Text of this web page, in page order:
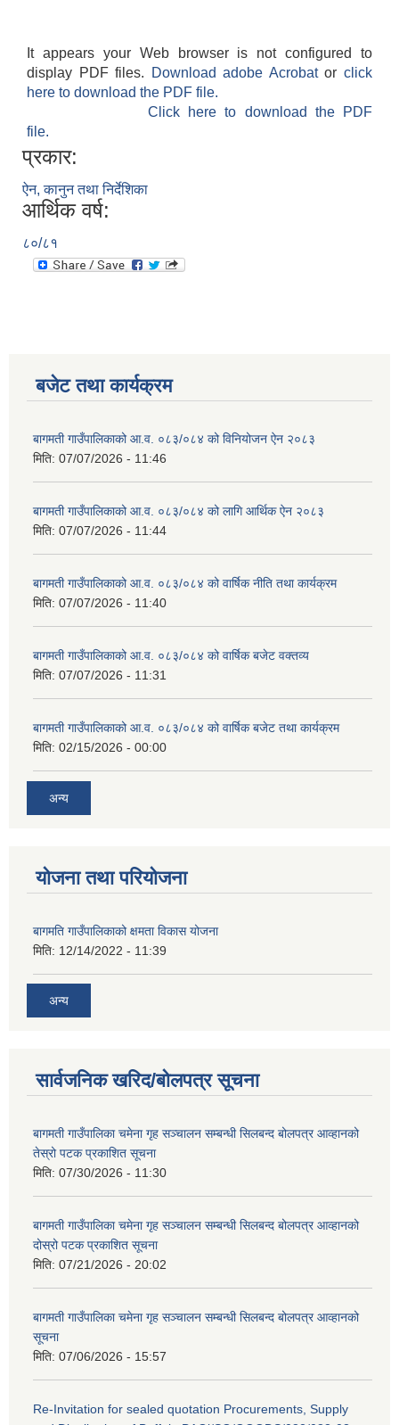
It appears your Web browser is not configured to
display PDF files.
Download adobe Acrobatorclick
here to download the PDF file.
Click here to download the PDF
file.
प्रकार:
ऐन, कानुन तथा निर्देशिका
आर्थिक वर्ष:
८०/८१
बजेट तथा कार्यक्रम
बागमती गाउँपालिकाको आ.व. ०८३/०८४ को विनियोजन ऐन २०८३
मिति: 07/07/2026 - 11:46
बागमती गाउँपालिकाको आ.व. ०८३/०८४ को लागि आर्थिक ऐन २०८३
मिति: 07/07/2026 - 11:44
बागमती गाउँपालिकाको आ.व. ०८३/०८४ को वार्षिक नीति तथा कार्यक्रम
मिति: 07/07/2026 - 11:40
बागमती गाउँपालिकाको आ.व. ०८३/०८४ को वार्षिक बजेट वक्तव्य
मिति: 07/07/2026 - 11:31
बागमती गाउँपालिकाको आ.व. ०८३/०८४ को वार्षिक बजेट तथा कार्यक्रम
मिति: 02/15/2026 - 00:00
अन्य
योजना तथा परियोजना
बागमति गाउँपालिकाको क्षमता विकास योजना
मिति: 12/14/2022 - 11:39
अन्य
सार्वजनिक खरिद/बोलपत्र सूचना
बागमती गाउँपालिका चमेना गृह सञ्चालन सम्बन्धी सिलबन्द बोलपत्र आव्हानको
तेस्रो पटक प्रकाशित सूचना
मिति: 07/30/2026 - 11:30
बागमती गाउँपालिका चमेना गृह सञ्चालन सम्बन्धी सिलबन्द बोलपत्र आव्हानको
दोस्रो पटक प्रकाशित सूचना
मिति: 07/21/2026 - 20:02
बागमती गाउँपालिका चमेना गृह सञ्चालन सम्बन्धी सिलबन्द बोलपत्र आव्हानको
सूचना
मिति: 07/06/2026 - 15:57
Re-Invitation for sealed quotation Procurements, Supply